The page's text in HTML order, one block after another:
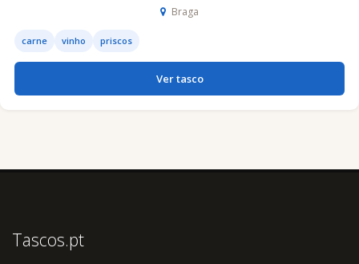
Braga
carne vinho priscos
Ver tasco
Tascos.pt